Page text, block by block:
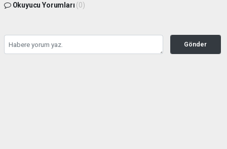
Okuyucu Yorumları (0)
Gönder